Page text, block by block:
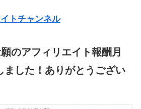
トチャンネル
のアフィリエイト報酬月
ました！ありがとうござい